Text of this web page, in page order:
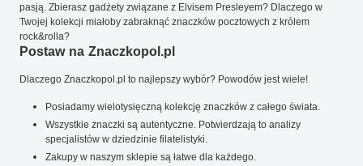
pasją. Zbierasz gadżety związane z Elvisem Presleyem? Dlaczego w
Twojej kolekcji miałoby zabraknąć znaczków pocztowych z królem
rock&rolla?
Postaw na Znaczkopol.pl
Dlaczego Znaczkopol.pl to najlepszy wybór? Powodów jest wiele!
Posiadamy wielotysięczną kolekcję znaczków z całego świata.
Wszystkie znaczki są autentyczne. Potwierdzają to analizy
specjalistów w dziedzinie filatelistyki.
Zakupy w naszym sklepie są łatwe dla każdego.